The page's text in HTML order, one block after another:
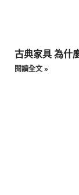
古典家具 為什
閱讀全文 »